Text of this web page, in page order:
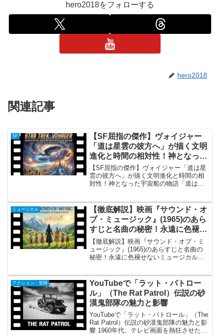
hero2018をフォローする
hero2018
関連記事
SF
【SF屈指の傑作】ヴォイジャー
「道は星雲の彼方へ」が描く文明
進化と時間の相対性！神となった
宇宙船の物語
【SF屈指の傑作】ヴォイジャー「道は星
雲の彼方へ」が描く文明進化と時間の相
対性！神となった宇宙船の物語「道は星
や批評家から「シリーズ最高傑作の一
つ」「SFの醍醐味が詰...
ミュージカル
【徹底解説】映画『サウンド・オ
ブ・ミュージック』(1965)のあら
すじと名曲の秘密！永遠に色褪せ
ないミュージカル映画の金字塔を
総まとめ
【徹底解説】映画『サウンド・オブ・ミ
ュージック』(1965)のあらすじと名曲の
秘密！永遠に色褪せないミュージカル映
ック』（原題: The Sound of Musi...
アクション・冒険
YouTubeで「ラット・パトロー
ル」（The Rat Patrol）伝説の砂
漠鬼部隊の魅力と影響
YouTubeで「ラット・パトロール」（The
Rat Patrol）伝説の砂漠鬼部隊の魅力と影
響 1960年代、テレビ画面を熱狂させた痛